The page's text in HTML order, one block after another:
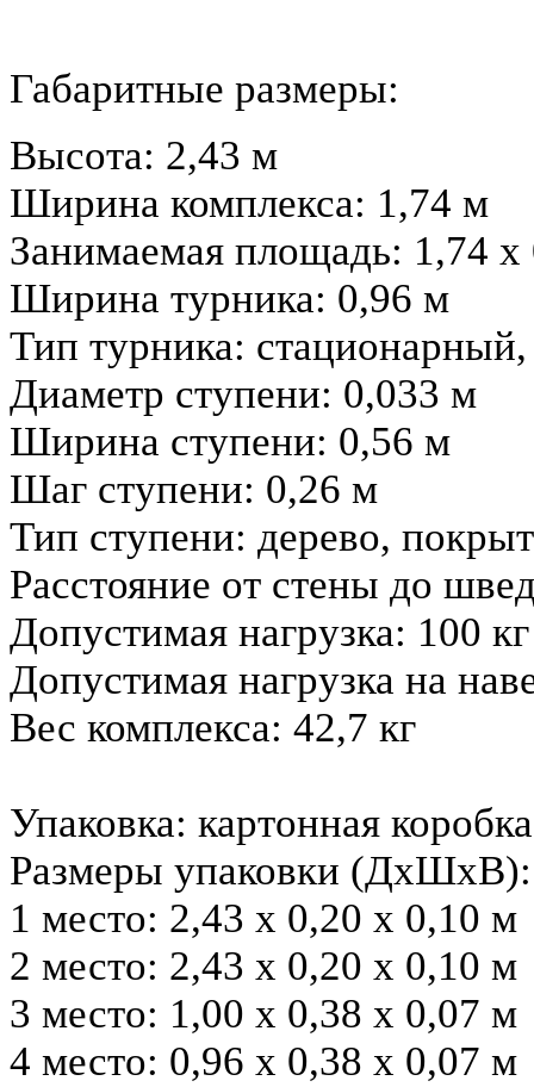
Габаритные размеры:
Высота: 2,43 м
Ширина комплекса: 1,74 м
Занимаемая площадь: 1,74
Ширина турника: 0,96 м
Тип турника:
Диаметр ступени: 0,033 м
Ширина ступени: 0,56 м
Шаг ступени: 0,26 м
Тип ступени: дерево,
Расстояние от стены до
Допустимая нагрузка: 100 кг
Допустимая нагрузка на
Вес комплекса: 42,7 кг
Упаковка: картонная коробка
Размеры упаковки (ДхШхВ):
1 место: 2,43 х 0,20 х 0,10 м
2 место: 2,43 х 0,20 х 0,10 м
3 место: 1,00 х 0,38 х 0,07 м
4 место: 0,96 х 0,38 х 0,07 м